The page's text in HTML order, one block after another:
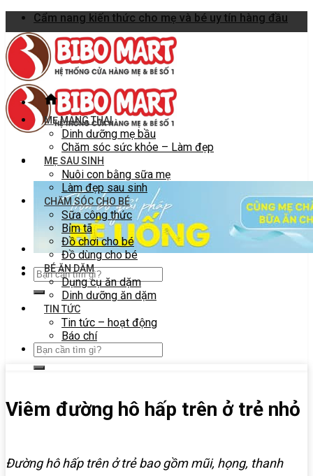
Skip
to
content
Cẩm nang kiến thức cho mẹ và bé uy tín hàng đầu
MẸ MANG THAI
Dinh dưỡng mẹ bầu
Chăm sóc sức khỏe – Làm đẹp
MẸ SAU SINH
Nuôi con bằng sữa mẹ
Làm đẹp sau sinh
CHĂM SÓC CHO BÉ
Sữa công thức
Bỉm tã
Đồ chơi cho bé
Đồ dùng cho bé
BÉ ĂN DẶM
Dụng cụ ăn dặm
Dinh dưỡng ăn dặm
TIN TỨC
Tin tức – hoạt động
Báo chí
Viêm đường hô hấp trên ở trẻ nhỏ
Đường hô hấp trên ở trẻ bao gồm mũi, họng, thanh